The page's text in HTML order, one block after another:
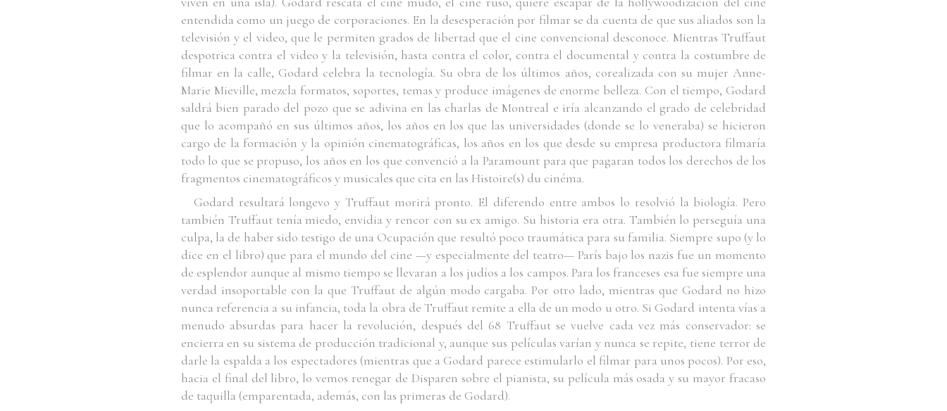
entendida como un juego de corporaciones. En la desesperación por filmar se da cuenta de que sus aliados son la
televisión y el video, que le permiten grados de libertad que el cine convencional desconoce. Mientras Truffaut
despotrica contra el video y la televisión, hasta contra el color, contra el documental y contra la costumbre de
filmar en la calle, Godard celebra la tecnología. Su obra de los últimos años, corealizada con su mujer Anne-
Marie Mieville, mezcla formatos, soportes, temas y produce imágenes de enorme belleza. Con el tiempo, Godard
saldrá bien parado del pozo que se adivina en las charlas de Montreal e iría alcanzando el grado de celebridad
que lo acompañó en sus últimos años, los años en los que las universidades (donde se lo veneraba) se hicieron
cargo de la formación y la opinión cinematográficas, los años en los que desde su empresa productora filmaría
todo lo que se propuso, los años en los que convenció a la Paramount para que pagaran todos los derechos de los
fragmentos cinematográficos y musicales que cita en las Histoire(s) du cinéma.
Godard resultará longevo y Truffaut morirá pronto. El diferendo entre ambos lo resolvió la biología. Pero
también Truffaut tenía miedo, envidia y rencor con su ex amigo. Su historia era otra. También lo perseguía una
culpa, la de haber sido testigo de una Ocupación que resultó poco traumática para su familia. Siempre supo (y lo
dice en el libro) que para el mundo del cine —y especialmente del teatro— París bajo los nazis fue un momento
de esplendor aunque al mismo tiempo se llevaran a los judíos a los campos. Para los franceses esa fue siempre una
verdad insoportable con la que Truffaut de algún modo cargaba. Por otro lado, mientras que Godard no hizo
nunca referencia a su infancia, toda la obra de Truffaut remite a ella de un modo u otro. Si Godard intenta vías a
menudo absurdas para hacer la revolución, después del 68 Truffaut se vuelve cada vez más conservador: se
encierra en su sistema de producción tradicional y, aunque sus películas varían y nunca se repite, tiene terror de
darle la espalda a los espectadores (mientras que a Godard parece estimularlo el filmar para unos pocos). Por eso,
hacia el final del libro, lo vemos renegar de Disparen sobre el pianista, su película más osada y su mayor fracaso
de taquilla (emparentada, además, con las primeras de Godard).